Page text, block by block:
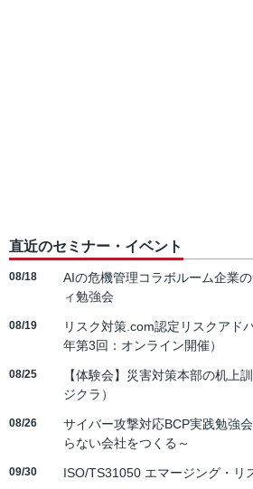
直近のセミナー・イベント
08/18
AIの危機管理コラボルーム企業
ィ勉強会
08/19
リスク対策.com認定リスクアド
年第3回：オンライン開催）
08/25
【体験会】災害対策本部の机
ジクラ）
08/26
サイバー攻撃対応BCP実践勉強
らない会社をつくる～
09/30 ISO/TS31050 エマージング・リ